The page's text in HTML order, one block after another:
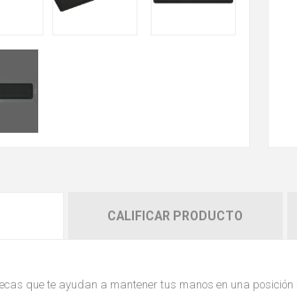
CALIFICAR PRODUCTO
que te ayudan a mantener tus manos en una